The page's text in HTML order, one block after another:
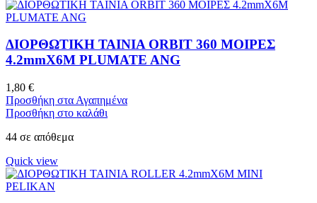
ΔΙΟΡΘΩΤΙΚΗ ΤΑΙΝΙΑ ORBIT 360 ΜΟΙΡΕΣ
4.2mmX6M PLUMATE ANG
1,80 €
Προσθήκη στα Αγαπημένα
Προσθήκη στο καλάθι
44 σε απόθεμα
Quick view